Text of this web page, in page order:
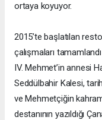
ortaya koyuyor.
2015’te başlatılan
çalışmaları tamamlandı
IV. Mehmet’in annesi
Seddülbahir Kalesi,
ve Mehmetçiğin
destanının yazıldığı